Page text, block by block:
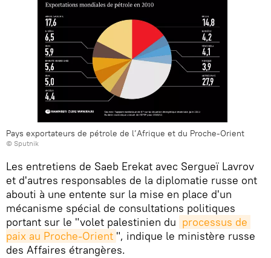
Pays exportateurs de pétrole de l’Afrique et du Proche-Orient
© Sputnik
Les entretiens de Saeb Erekat avec Sergueï Lavrov
et d'autres responsables de la diplomatie russe ont
abouti à une entente sur la mise en place d'un
mécanisme spécial de consultations politiques
portant sur le "volet palestinien du processus de
paix au Proche-Orient ", indique le ministère russe
des Affaires étrangères.